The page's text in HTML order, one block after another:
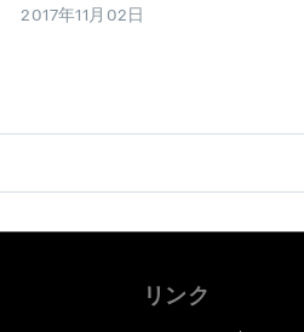
2017年11月02日
リンク